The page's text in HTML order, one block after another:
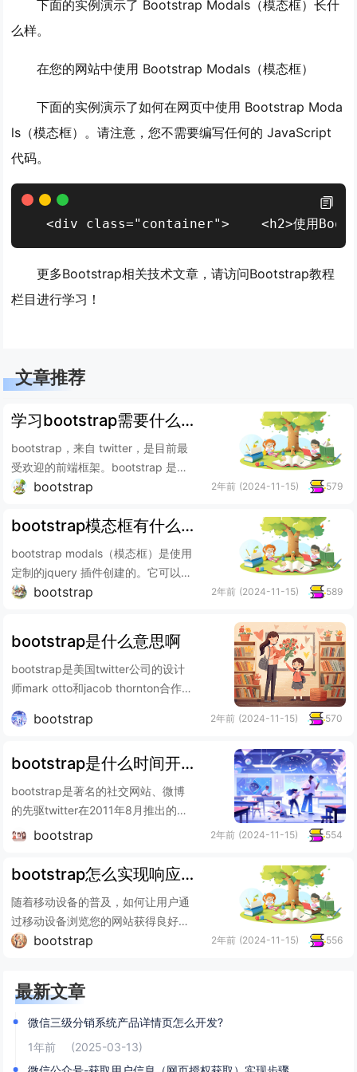
下面的实例演示了 Bootstrap Modals（模态框）长什
么样。
在您的网站中使用 Bootstrap Modals（模态框）
下面的实例演示了如何在网页中使用 Bootstrap Moda
ls（模态框）。请注意，您不需要编写任何的 JavaScript
代码。
<div class="container">    <h2>使用
更多Bootstrap相关技术文章，请访问Bootstrap教程
栏目进行学习！
文章推荐
学习bootstrap需要什么基础
bootstrap，来自 twitter，是目前最
受欢迎的前端框架。bootstrap 是基
于 html、css、jav...
bootstrap 2年前 (2024-11-15) 579
bootstrap模态框有什么用
bootstrap modals（模态框）是使用
定制的jquery 插件创建的。它可以用
来创建模态窗口丰富用户体验，或
bootstrap 2年前 (2024-11-15) 589
bootstrap是什么意思啊
bootstrap是美国twitter公司的设计
师mark otto和jacob thornton合作基
于html、cs...
bootstrap 2年前 (2024-11-15) 570
bootstrap是什么时间开源的
bootstrap是著名的社交网站、微博
的先驱twitter在2011年8月推出的开
源web前端框架，集合css和htm...
bootstrap 2年前 (2024-11-15) 554
bootstrap怎么实现响应式
随着移动设备的普及，如何让用户通
过移动设备浏览您的网站获得良好的
视觉效果，已经是一个不可避免的问
bootstrap 2年前 (2024-11-15) 556
最新文章
微信三级分销系统产品详情页怎么开发?
1年前
(2025-03-13)